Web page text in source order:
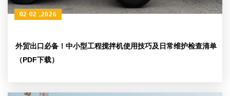
外贸出口必备！中小型工程搅拌机使用技巧及日常维护检查清单
（PDF下载）
02 02 ,2026